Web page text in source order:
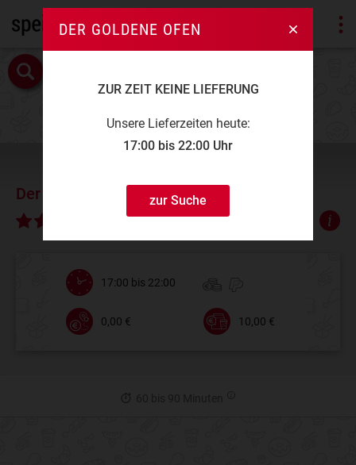
Der goldene Ofen
∅ 4,78
17:00 bis 22:00
0,00 € 10,00 €
DER GOLDENE OFEN
ZUR ZEIT KEINE LIEFERUNG
Unsere Lieferzeiten heute:
17:00 bis 22:00 Uhr
zur Suche